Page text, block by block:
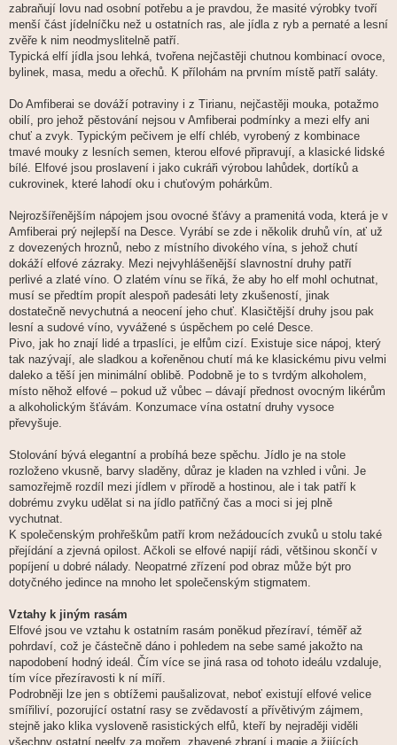
zabraňují lovu nad osobní potřebu a je pravdou, že masité výrobky tvoří
menší část jídelníčku než u ostatních ras, ale jídla z ryb a pernaté a lesní
zvěře k nim neodmyslitelně patří.
Typická elfí jídla jsou lehká, tvořena nejčastěji chutnou kombinací ovoce,
bylinek, masa, medu a ořechů. K přílohám na prvním místě patří saláty.
Do Amfiberai se dováží potraviny i z Tirianu, nejčastěji mouka, potažmo
obilí, pro jehož pěstování nejsou v Amfiberai podmínky a mezi elfy ani
chuť a zvyk. Typickým pečivem je elfí chléb, vyrobený z kombinace
tmavé mouky z lesních semen, kterou elfové připravují, a klasické lidské
bílé. Elfové jsou proslavení i jako cukráři výrobou lahůdek, dortíků a
cukrovinek, které lahodí oku i chuťovým pohárkům.
Nejrozšířenějším nápojem jsou ovocné šťávy a pramenitá voda, která je v
Amfiberai prý nejlepší na Desce. Vyrábí se zde i několik druhů vín, ať už
z dovezených hroznů, nebo z místního divokého vína, s jehož chutí
dokáží elfové zázraky. Mezi nejvyhlášenější slavnostní druhy patří
perlivé a zlaté víno. O zlatém vínu se říká, že aby ho elf mohl ochutnat,
musí se předtím propít alespoň padesáti lety zkušeností, jinak
dostatečně nevychutná a neocení jeho chuť. Klasičtější druhy jsou pak
lesní a sudové víno, vyvážené s úspěchem po celé Desce.
Pivo, jak ho znají lidé a trpaslíci, je elfům cizí. Existuje sice nápoj, který
tak nazývají, ale sladkou a kořeněnou chutí má ke klasickému pivu velmi
daleko a těší jen minimální oblibě. Podobně je to s tvrdým alkoholem,
místo něhož elfové – pokud už vůbec – dávají přednost ovocným likérům
a alkoholickým šťávám. Konzumace vína ostatní druhy vysoce
převyšuje.
Stolování bývá elegantní a probíhá beze spěchu. Jídlo je na stole
rozloženo vkusně, barvy sladěny, důraz je kladen na vzhled i vůni. Je
samozřejmě rozdíl mezi jídlem v přírodě a hostinou, ale i tak patří k
dobrému zvyku udělat si na jídlo patřičný čas a moci si jej plně
vychutnat.
K společenským prohřeškům patří krom nežádoucích zvuků u stolu také
přejídání a zjevná opilost. Ačkoli se elfové napijí rádi, většinou skončí v
popíjení u dobré nálady. Neopatrné zřízení pod obraz může být pro
dotyčného jedince na mnoho let společenským stigmatem.
Vztahy k jiným rasám
Elfové jsou ve vztahu k ostatním rasám poněkud přezíraví, téměř až
pohrdaví, což je částečně dáno i pohledem na sebe samé jakožto na
napodobení hodný ideál. Čím více se jiná rasa od tohoto ideálu vzdaluje,
tím více přezíravosti k ní míří.
Podrobněji lze jen s obtížemi paušalizovat, neboť existují elfové velice
smířiliví, pozorující ostatní rasy se zvědavostí a přívětivým zájmem,
stejně jako klika vysloveně rasistických elfů, kteří by nejraději viděli
všechny ostatní neelfy za mořem, zbavené zbraní i magie a žijících